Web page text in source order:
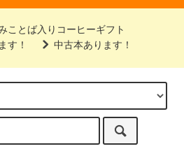
ことば入りコーヒーギフト
す！
中古本あります！